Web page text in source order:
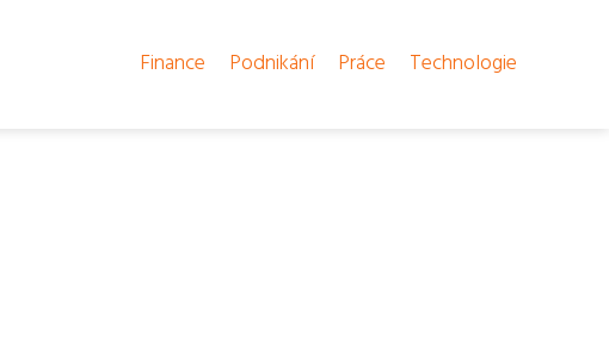
Finance Podnikání Práce Technologie